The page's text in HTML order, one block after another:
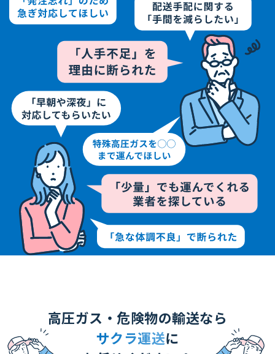
高圧ガス・危険物の輸送なら
サクラ運送に